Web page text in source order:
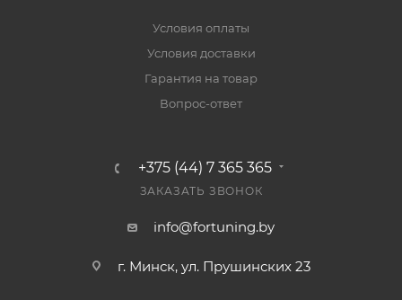
Условия оплаты
Условия доставки
Гарантия на товар
Вопрос-ответ
+375 (44) 7 365 365
ЗАКАЗАТЬ ЗВОНОК
info@fortuning.by
г. Минск, ул. Прушинских 23